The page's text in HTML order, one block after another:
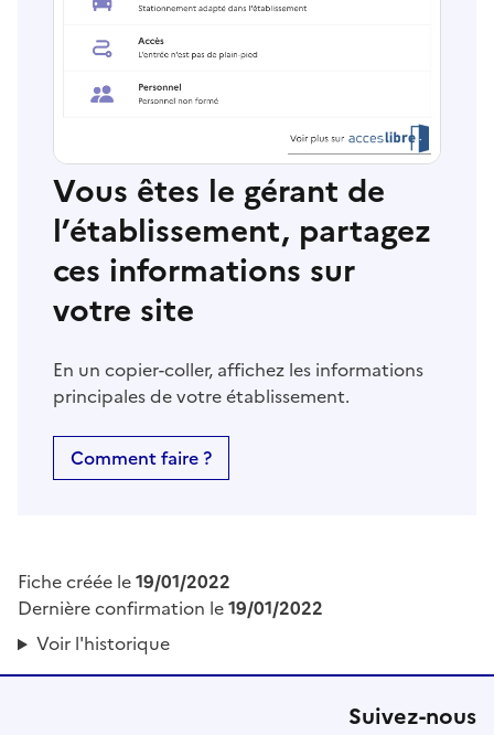
Vous êtes le gérant de
l’établissement, partagez
ces informations sur
votre site
En un copier-coller, affichez les informations
principales de votre établissement.
Comment faire ?
Fiche créée le19/01/2022
Dernière confirmation le19/01/2022
Voir l'historique
Suivez-nous